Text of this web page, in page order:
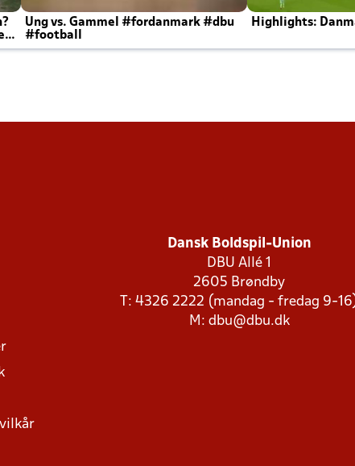
Ung vs. Gammel #fordanmark #dbu
#football
Highlights:
Dansk Boldspil-Union
DBU Allé 1
2605 Brøndby
T: 4326 2222 (mandag - fredag 9-
M: dbu@dbu.dk